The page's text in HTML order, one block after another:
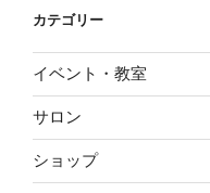
カテゴリー
イベント・教室
サロン
ショップ